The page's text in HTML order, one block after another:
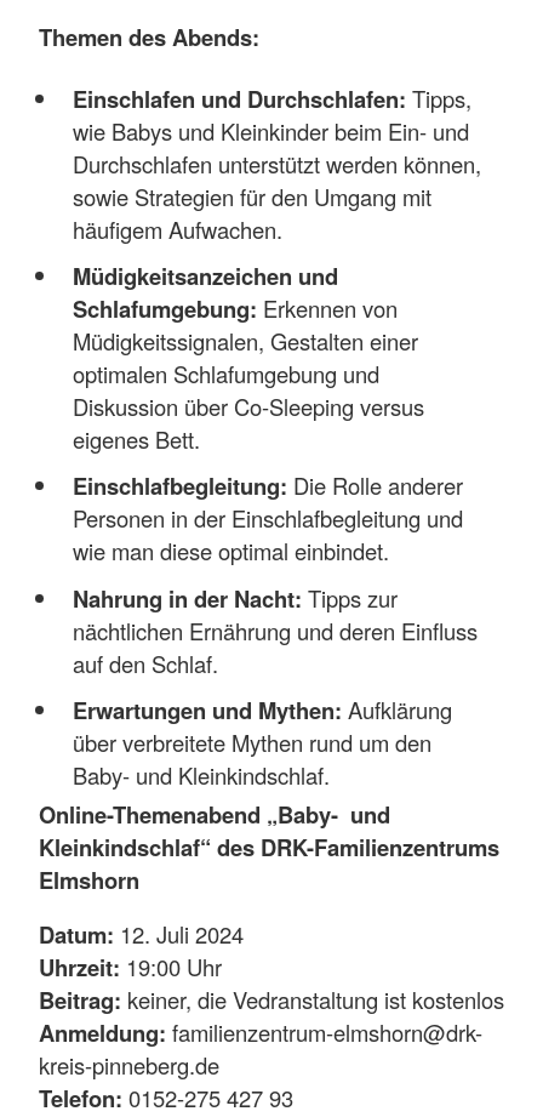
Themen des Abends:
Einschlafen und Durchschlafen: Tipps,
wie Babys und Kleinkinder beim Ein- und
Durchschlafen unterstützt werden können,
sowie Strategien für den Umgang mit
häufigem Aufwachen.
Müdigkeitsanzeichen und
Schlafumgebung: Erkennen von
Müdigkeitssignalen, Gestalten einer
optimalen Schlafumgebung und
Diskussion über Co-Sleeping versus
eigenes Bett.
Einschlafbegleitung: Die Rolle anderer
Personen in der Einschlafbegleitung und
wie man diese optimal einbindet.
Nahrung in der Nacht: Tipps zur
nächtlichen Ernährung und deren Einfluss
auf den Schlaf.
Erwartungen und Mythen: Aufklärung
über verbreitete Mythen rund um den
Baby- und Kleinkindschlaf.
Online-Themenabend „Baby- und
Kleinkindschlaf“ des DRK-Familienzentrums
Elmshorn
Datum: 12. Juli 2024
Uhrzeit: 19:00 Uhr
Beitrag: keiner, die Vedranstaltung ist kostenlos
Anmeldung: familienzentrum-elmshorn@drk-
kreis-pinneberg.de
Telefon: 0152-275 427 93